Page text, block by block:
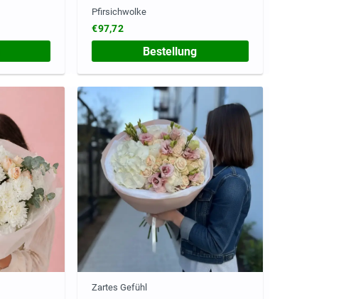
Pfirsichwolke
€97,72
Bestellung
Zartes Gefühl